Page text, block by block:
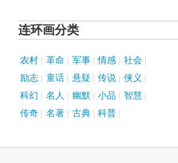
连环画分类
农村 革命 军事 情感
社会
励志
童话 悬疑 传说
侠义
科幻
名人 幽默 小品
智慧
传奇
名著 古典 科普